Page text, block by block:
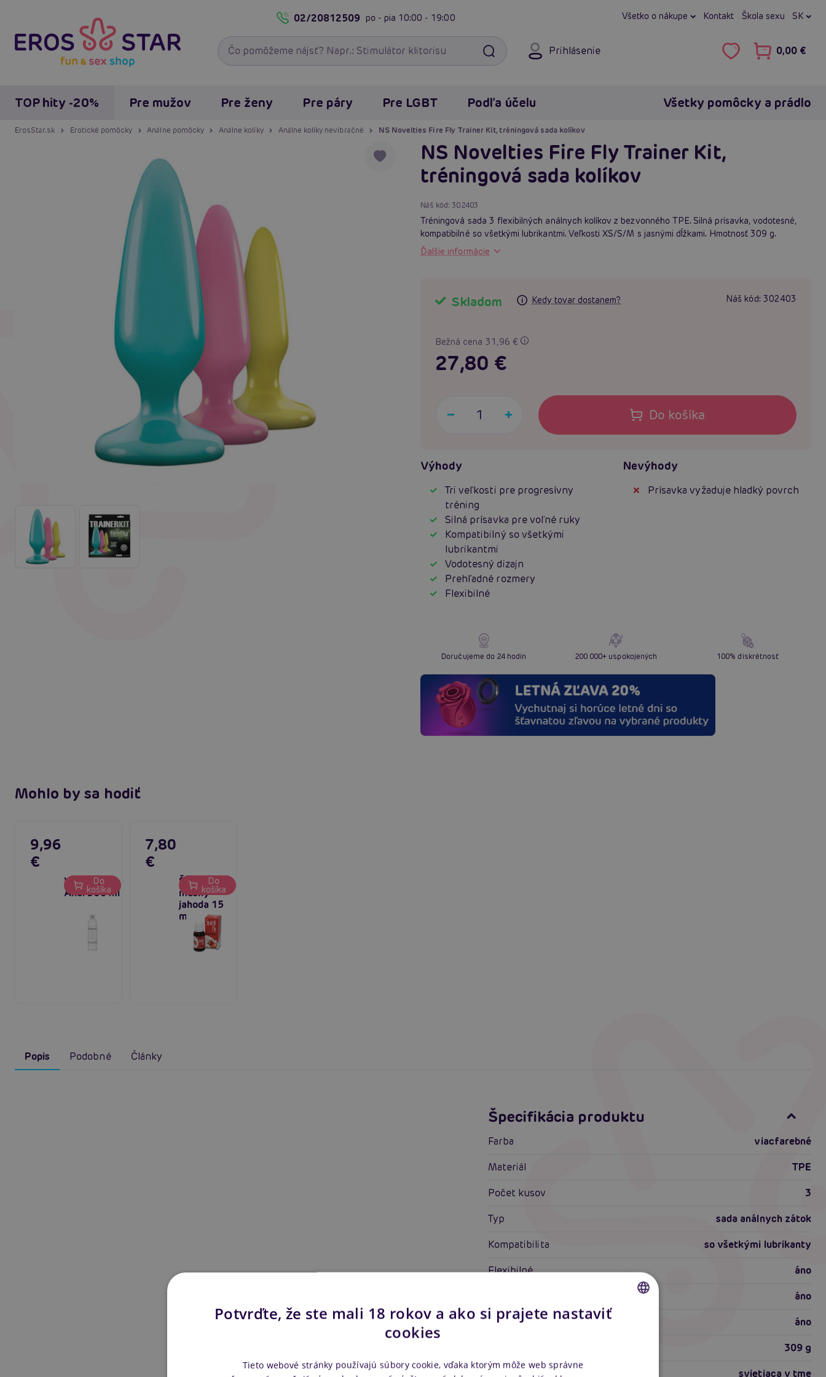
02/20812509 po - pia 10:00 - 19:00 Všetko o nákupe Kontakt Škola sexu SK
Prihlásenie 0,00 €
TOP hity -20% Pre mužov Pre ženy Pre páry Pre LGBT Podľa účelu Všetky pomôcky a prádlo
ErosStar.sk Erotické pomôcky Análne pomôcky Análne kolíky Análne kolíky nevibračné NS Novelties Fire Fly Trainer Kit, tréningová sada kolíkov
NS Novelties Fire Fly Trainer Kit,
tréningová sada kolíkov
Náš kód:302403
Tréningová sada 3 flexibilných análnych kolíkov z bezvonného TPE. Silná prísavka, vodotesné,
kompatibilné so všetkými lubrikantmi. Veľkosti XS/S/M s jasnými dĺžkami. Hmotnosť 309 g.
Ďalšie informácie
Skladom Kedy tovar dostanem? Náš kód: 302403
Bežná cena 31,96 €
27,80 €
Do košíka
Výhody
Tri veľkosti pre progresívny
tréning
Silná prísavka pre voľné ruky
Kompatibilný so všetkými
lubrikantmi
Vodotesný dizajn
Prehľadné rozmery
Flexibilné
Nevýhody
Prísavka vyžaduje hladký povrch
Doručujeme do 24 hodín 200 000+ uspokojených 100% diskrétnosť
Mohlo by sa hodiť
WaterGlide
Anal 300 ml
9,96
€
Do
košíka
Španielske
mušky
jahoda 15
ml
7,80
€
Do
košíka
Popis Podobné Články
Špecifikácia produktu
Farba
viacfarebné
Materiál
TPE
Počet kusov
3
Typ
sada análnych zátok
Kompatibilita
so všetkými lubrikanty
Flexibilné
áno
áno
Vodotesné
áno
309 g
Vlastnosti
svietiaca v tme
Potvrďte, že ste mali 18 rokov a ako si prajete nastaviť
cookies
Tieto webové stránky používajú súbory cookie, vďaka ktorým môže web správne